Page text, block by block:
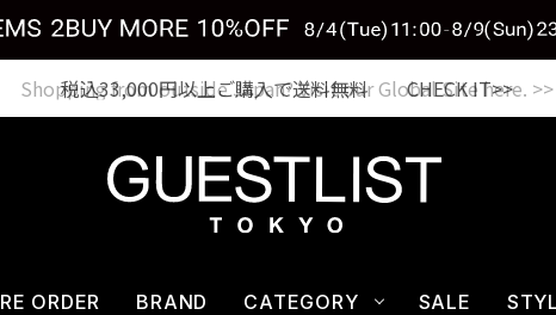
税込33,000円以上ご購入で送料無料 CHECK IT>>
ORDER BRAND CATEGORY SALE